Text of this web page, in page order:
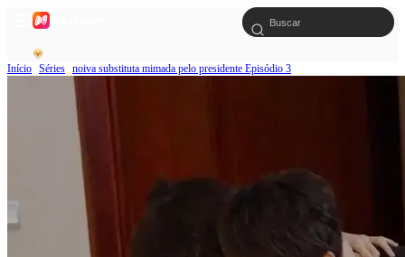
Início Séries noiva substituta mimada pelo presidente Episódio 3